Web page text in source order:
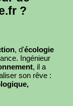
?
, d'écologie
Ingénieur
, il a
son rêve :